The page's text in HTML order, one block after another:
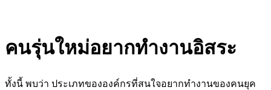
คนรุ่นใหม่อยากทำงานอิสระ
ทั้งนี้ พบว่า ประเภทขององค์กรที่สนใจอยากทำงานของคนยุค